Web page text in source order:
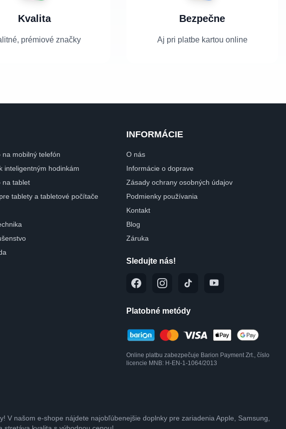
Kvalita
prémiové značky
Bezpečne
Aj pri platbe kartou online
na mobilný telefón
inteligentným hodinkám
na tablet
tablety a tabletové počítače
INFORMÁCIE
O nás
Informácie o doprave
Zásady ochrany osobných údajov
Podmienky používania
Kontakt
Blog
Záruka
Sledujte nás!
Platobné metódy
Online platbu zabezpečuje Barion Payment Zrt., číslo
licencie MNB: H-EN-1-1064/2013
našom e-shope nájdete najobľúbenejšie doplnky pre zariadenia Apple, Samsung,